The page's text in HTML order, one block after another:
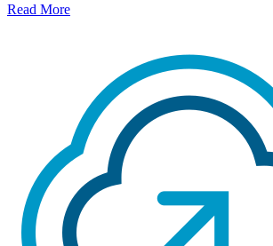
Read More